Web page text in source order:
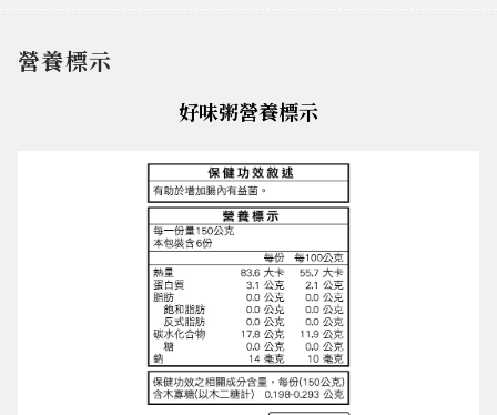
營養標示
好味粥營養標示